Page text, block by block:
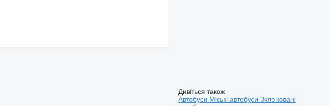
Дивіться також
Автобуси Міські автобусиЗчленовані